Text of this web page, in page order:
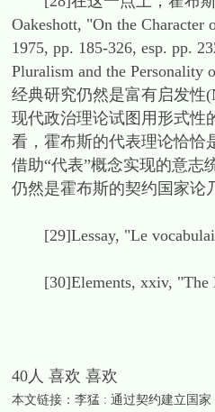
Oakeshott, "On the
1975, pp. 185-326, esp. pp.
Pluralism and the Personality
经典研究仍然是富有启发性
现代政治理论试图用形式性
看，霍布斯的代表理论恰恰
借助“代表”概念实现的意志
仍然是霍布斯的契约国家论
[29]Lessay, "Le
[30]Elements, xxiv, "The
40人 喜欢 喜欢
本文链接： 李猛 : 通过契约建立国